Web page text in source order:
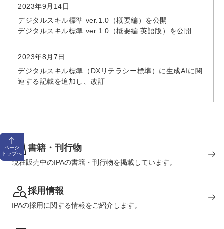
2023年9月14日
デジタルスキル標準 ver.1.0（概要編）を公開
デジタルスキル標準 ver.1.0（概要編 英語版）を公開
2023年8月7日
デジタルスキル標準（DXリテラシー標準）に生成AIに関
連する記載を追加し、改訂
ページ
トップへ
書籍・刊行物
現在販売中のIPAの書籍・刊行物を掲載しています。
採用情報
IPAの採用に関する情報をご紹介します。